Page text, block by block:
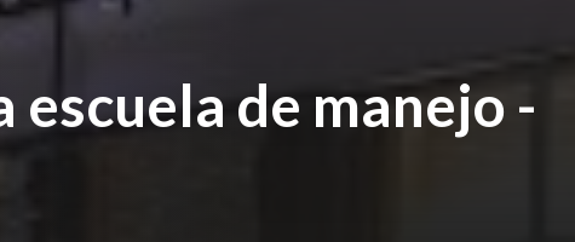
de manejo -